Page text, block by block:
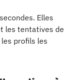
Elles
les tentatives de
profils les